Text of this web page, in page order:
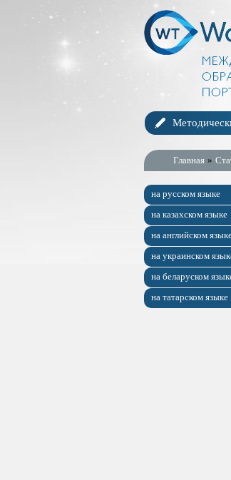
Главная »
на русском языке
на казахском языке
на английском
на украинском
на беларуском
на татарском языке